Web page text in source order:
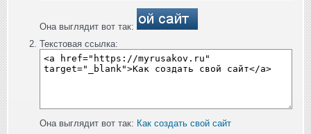
Она выглядит вот так:
Текстовая ссылка:
Она выглядит вот так: Как создать свой сайт